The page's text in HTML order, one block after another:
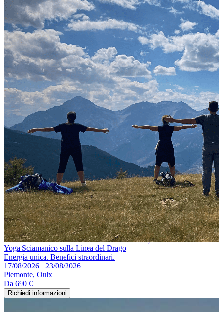
Yoga Sciamanico sulla Linea del Drago
Energia unica. Benefici straordinari.
17/08/2026 - 23/08/2026
Piemonte, Oulx
Da 690 €
Richiedi informazioni